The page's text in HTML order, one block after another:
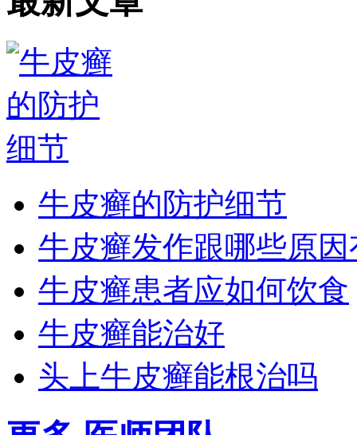
牛皮癣的防护细节
牛皮癣发作跟哪些原因
牛皮癣患者应如何饮食
牛皮癣能治好
头上牛皮癣能根治吗